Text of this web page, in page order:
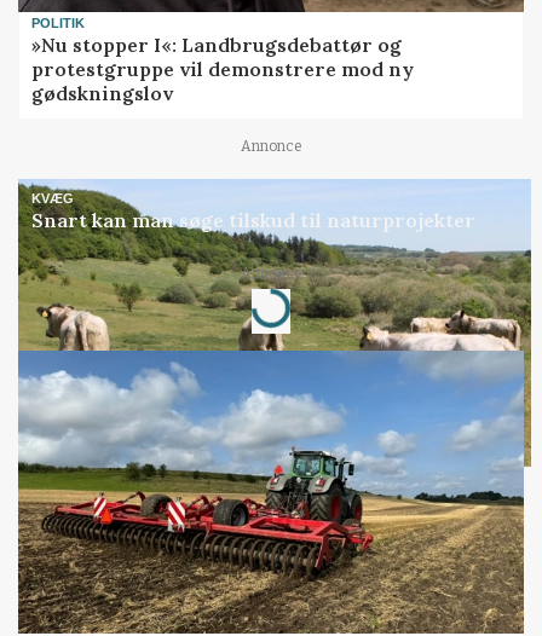
POLITIK
»Nu stopper I«: Landbrugsdebattør og
protestgruppe vil demonstrere mod ny
gødskningslov
Annonce
KVÆG
Snart kan man søge tilskud til naturprojekter
Annonce
Loading...